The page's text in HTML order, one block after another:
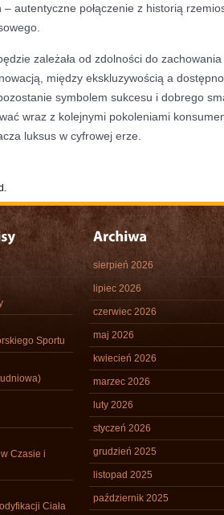
autentyczne połączenie z historią
zależała od zdolności do
między ekskluzywością a
symbolem sukcesu i dobrego
wraz z kolejnymi pokoleniami
luksus w cyfrowej erze.
Sportu
Czasie i
Ciała
sierpień 2026
lipiec 2026
czerwiec 2026
maj 2026
kwiecień 2026
marzec 2026
luty 2026
styczeń 2026
grudzień 2025
listopad 2025
październik 2025